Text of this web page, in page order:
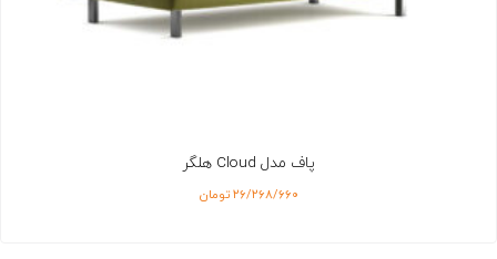
پاف مدل Cloud هلگر
۲۶/۲۶۸/۶۶۰ تومان